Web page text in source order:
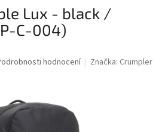
Lux - black /
C-004)
hodnocení Značka: Crumpler